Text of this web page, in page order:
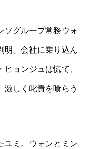
ソグループ常務ウォ
明。会社に乗り込ん
ョンジュは慌て、
激しく叱責を喰らう
ユミ。ウォンとミン